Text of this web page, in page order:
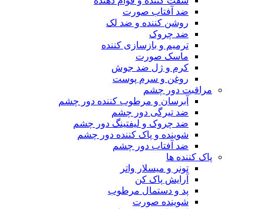
ضد آفتاب صورت
روشن کننده و ضد لک
ضد چروک
ترمیم و بازسازی کننده
ماسک صورت
کرم و ژل ضد جوش
روغن و سرم پوست
مراقبت دور چشم
آبرسان و مرطوب کننده دور چشم
ضد تیرگی دور چشم
ضد چروک و لیفتینگ دور چشم
شوینده و پاک کننده دور چشم
ضد آفتاب دور چشم
پاک کننده ها
تونر و میسلار واتر
آرایش پاک کن
پد و دستمال مرطوب
شوینده صورت